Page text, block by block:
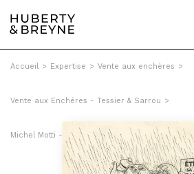
Accueil > Expertise > Vente aux enchères >
Vente aux Enchéres - Tessier & Sarrou >
Michel Motti - Le nouveau Pif. (Spécial) 100%